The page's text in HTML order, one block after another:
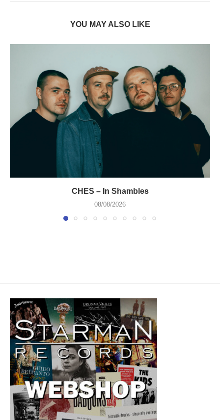
YOU MAY ALSO LIKE
CHES – In Shambles
08/08/2026